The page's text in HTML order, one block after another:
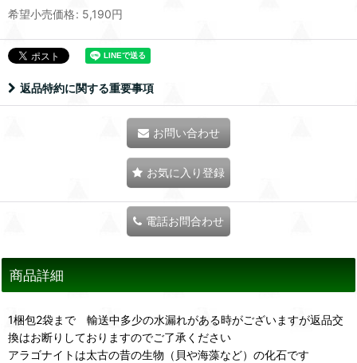
希望小売価格: 5,190円
返品特約に関する重要事項
お問い合わせ
お気に入り登録
電話お問合わせ
商品詳細
1梱包2袋まで 輸送中多少の水漏れがある時がございますが返品交
換はお断りしておりますのでご了承ください
アラゴナイトは太古の昔の生物（貝や海藻など）の化石です